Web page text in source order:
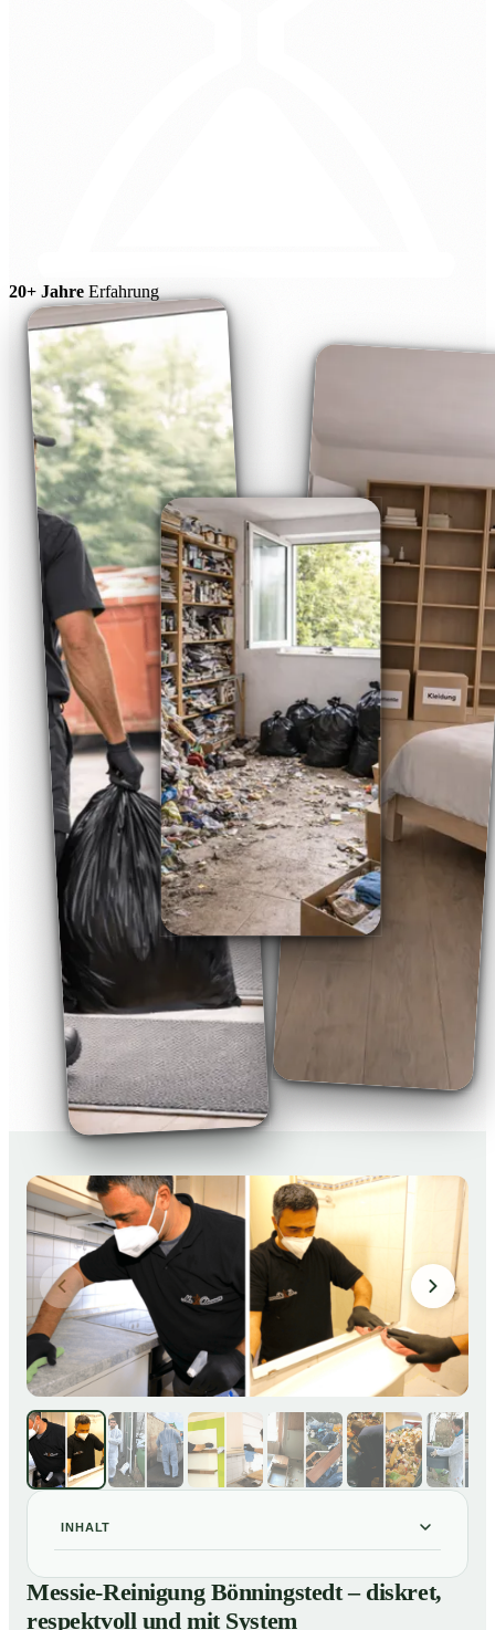
20+ Jahre Erfahrung
INHALT
Messie-Reinigung Bönningstedt – diskret, respektvoll
und mit System
Messie-Reinigung Bönningstedt – diskret,
respektvoll und mit System